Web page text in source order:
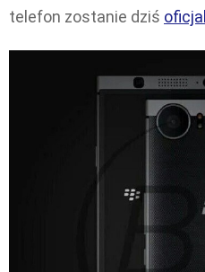
telefon zostanie dziś